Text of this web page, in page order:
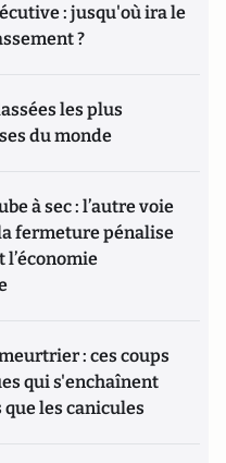
: jusqu'où ira le
?
les plus
du monde
à sec : l’autre voie
fermeture pénalise
: ces coups
qui s'enchaînent
les canicules